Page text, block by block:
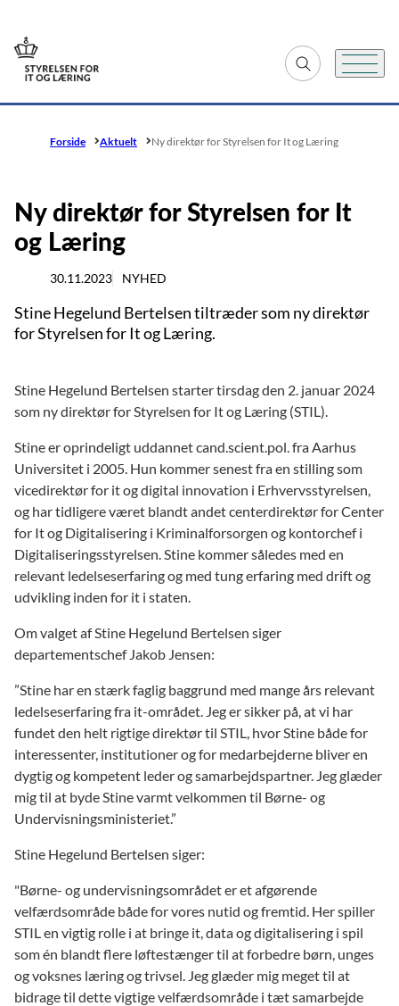
Gå til forsiden Fold søgefelt ud
Menu
Forside Aktuelt Ny direktør for Styrelsen for It og Læring
Ny direktør for Styrelsen for It
og Læring
30.11.2023 NYHED
Stine Hegelund Bertelsen tiltræder som ny direktør
for Styrelsen for It og Læring.
Stine Hegelund Bertelsen starter tirsdag den 2. januar 2024
som ny direktør for Styrelsen for It og Læring (STIL).
Stine er oprindeligt uddannet cand.scient.pol. fra Aarhus
Universitet i 2005. Hun kommer senest fra en stilling som
vicedirektør for it og digital innovation i Erhvervsstyrelsen,
og har tidligere været blandt andet centerdirektør for Center
for It og Digitalisering i Kriminalforsorgen og kontorchef i
Digitaliseringsstyrelsen. Stine kommer således med en
relevant ledelseserfaring og med tung erfaring med drift og
udvikling inden for it i staten.
Om valget af Stine Hegelund Bertelsen siger
departementschef Jakob Jensen:
”Stine har en stærk faglig baggrund med mange års relevant
ledelseserfaring fra it-området. Jeg er sikker på, at vi har
fundet den helt rigtige direktør til STIL, hvor Stine både for
interessenter, institutioner og for medarbejderne bliver en
dygtig og kompetent leder og samarbejdspartner. Jeg glæder
mig til at byde Stine varmt velkommen til Børne- og
Undervisningsministeriet.”
Stine Hegelund Bertelsen siger:
"Børne- og undervisningsområdet er et afgørende
velfærdsområde både for vores nutid og fremtid. Her spiller
STIL en vigtig rolle i at bringe it, data og digitalisering i spil
som én blandt flere løftestænger til at forbedre børn, unges
og voksnes læring og trivsel. Jeg glæder mig meget til at
bidrage til dette vigtige velfærdsområde i tæt samarbejde